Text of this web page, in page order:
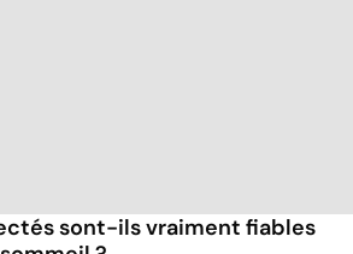
sont-ils vraiment fiables